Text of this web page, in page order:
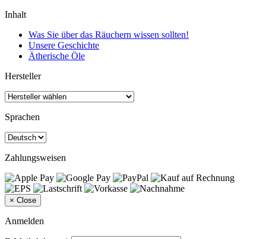
Inhalt
Was Sie über das Räuchern wissen sollten!
Unsere Geschichte
Ätherische Öle
Hersteller
Sprachen
Zahlungsweisen
× Close
Anmelden